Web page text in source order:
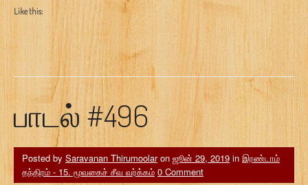
Like this:
பாடல் #496
Posted by Saravanan Thirumoolaron ஜூன் 29, 2019 in இரண்டாம்
தந்திரம் - 15. மூவகைச் சீவ வர்க்கம் 0 Comment